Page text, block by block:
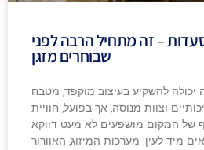
– זה מתחיל הרבה לפני
שבוחרים מזגן
יכולה להשקיע בעיצוב מוקפד, מטבח
וצוות מנוסה, אך בפועל, חוויית
של המקום מושפעים לא מעט דווקא
מיד לעין: מערכות המיזוג, האוורור